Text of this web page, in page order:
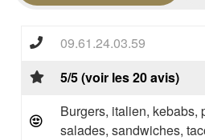
09.61.24.03.59
5/5 (voir les 20 avis)
Burgers, italien, kebabs,
salades, sandwiches,